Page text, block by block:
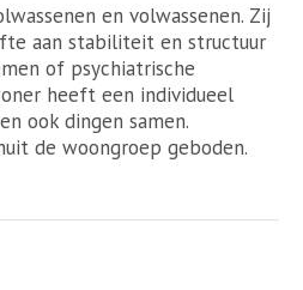
en volwassenen. Zij
aan stabiliteit en structuur
of psychiatrische
heeft een individueel
ook dingen samen.
de woongroep geboden.